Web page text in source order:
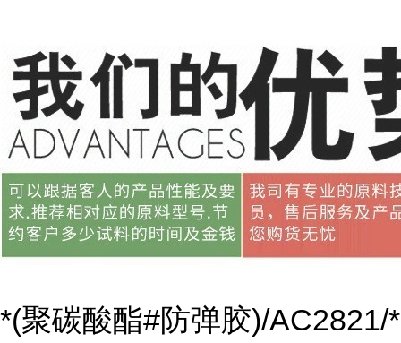
*(聚碳酸酯#防弹胶)/AC2821/*